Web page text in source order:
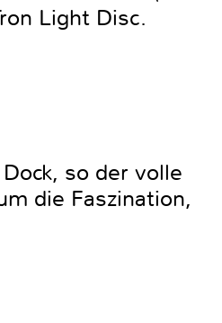
Light Disc.
so der volle
die Faszination,